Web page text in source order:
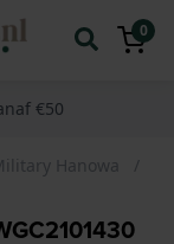
0
€50
Hanowa